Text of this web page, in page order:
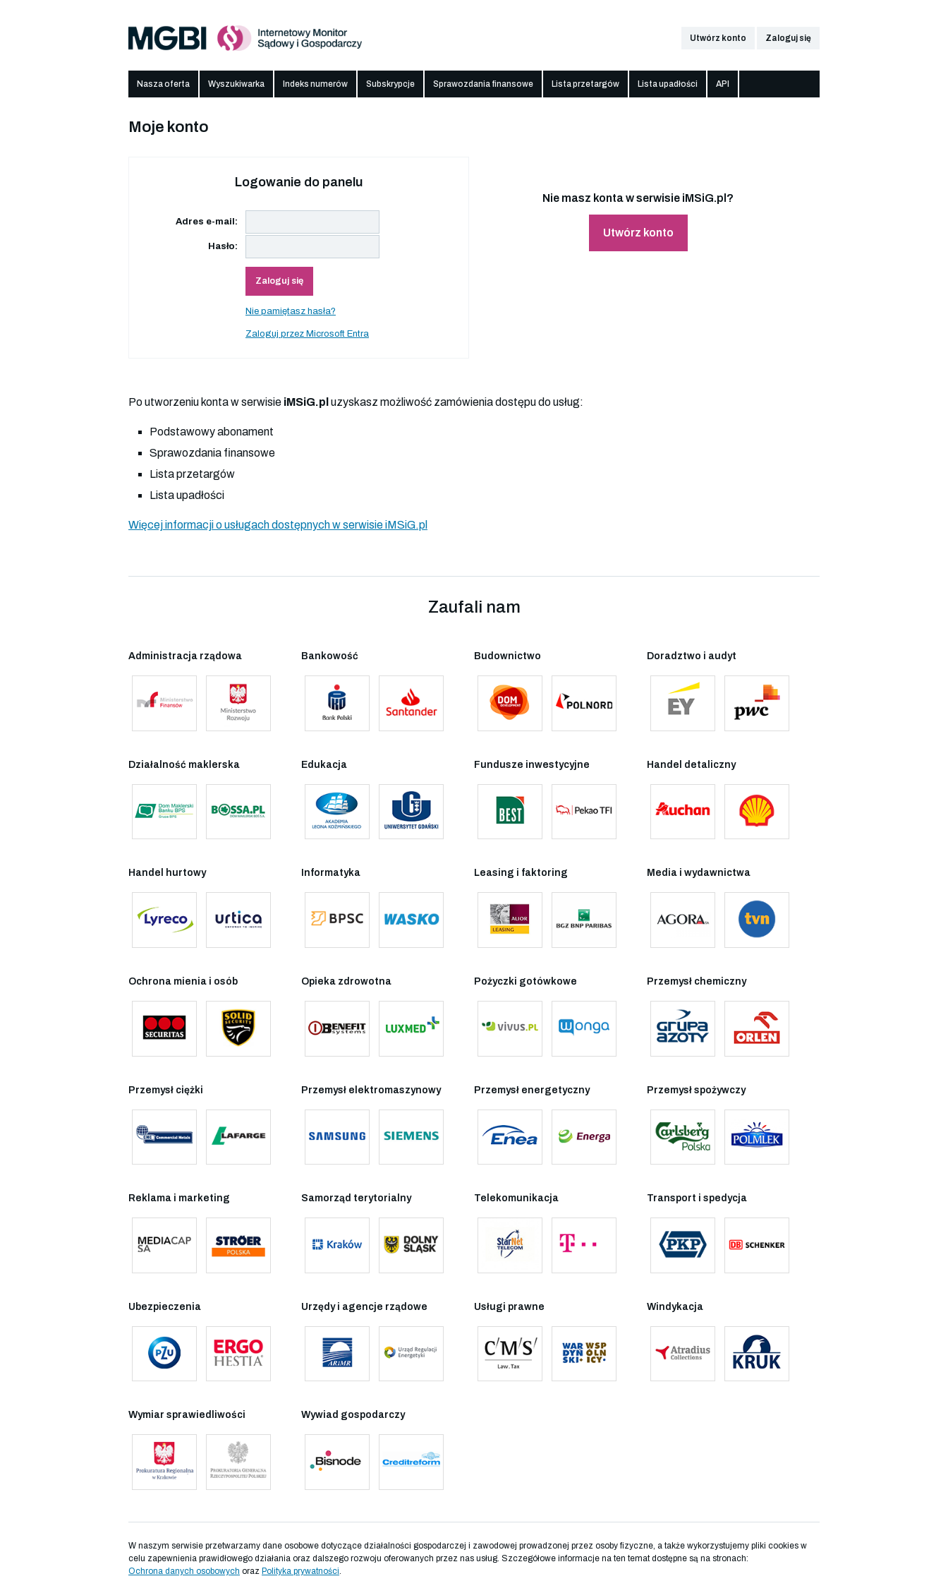
Utwórz konto Zaloguj się
Nasza oferta Wyszukiwarka Indeks numerów Subskrypcje Sprawozdania finansowe Lista przetargów Lista upadłości API
Moje konto
Logowanie do panelu
Adres e-mail:
Hasło:
Zaloguj się
Nie pamiętasz hasła?
Zaloguj przez Microsoft Entra
Nie masz konta w serwisie iMSiG.pl?
Utwórz konto
Po utworzeniu konta w serwisie iMSiG.pl uzyskasz możliwość zamówienia dostępu do usług:
Podstawowy abonament
Sprawozdania finansowe
Lista przetargów
Lista upadłości
Więcej informacji o usługach dostępnych w serwisie iMSiG.pl
Zaufali nam
Administracja rządowa Bankowość Budownictwo Doradztwo i audyt
Działalność maklerska Edukacja Fundusze inwestycyjne Handel detaliczny
Handel hurtowy Informatyka Leasing i faktoring Media i wydawnictwa
Ochrona mienia i osób Opieka zdrowotna Pożyczki gotówkowe Przemysł chemiczny
Przemysł ciężki Przemysł elektromaszynowy Przemysł energetyczny Przemysł spożywczy
Reklama i marketing Samorząd terytorialny Telekomunikacja Transport i spedycja
Ubezpieczenia Urzędy i agencje rządowe Usługi prawne Windykacja
Wymiar sprawiedliwości Wywiad gospodarczy
W naszym serwisie przetwarzamy dane osobowe dotyczące działalności gospodarczej i zawodowej prowadzonej przez osoby fizyczne, a także wykorzystujemy pliki cookies w
celu zapewnienia prawidłowego działania oraz dalszego rozwoju oferowanych przez nas usług. Szczegółowe informacje na ten temat dostępne są na stronach:
Ochrona danych osobowych oraz Polityka prywatności.